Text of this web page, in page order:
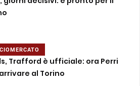
Trafford è ufficiale: ora Perri
al Torino